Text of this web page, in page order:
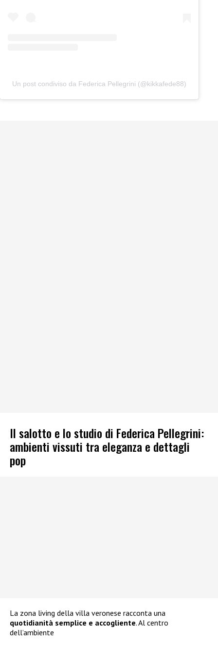
Un post condiviso da Federica Pellegrini (@kikkafede88)
Il salotto e lo studio di Federica Pellegrini:
ambienti vissuti tra eleganza e dettagli
pop
La zona living della villa veronese racconta una
quotidianità semplice e accogliente. Al centro
dell’ambiente